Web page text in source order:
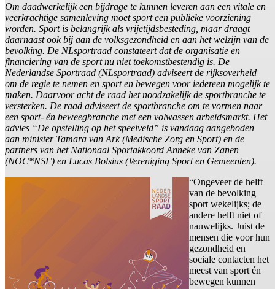
Om daadwerkelijk een bijdrage te kunnen leveren aan een vitale en
veerkrachtige samenleving moet sport een publieke voorziening
worden. Sport is belangrijk als vrijetijdsbesteding, maar draagt
daarnaast ook bij aan de volksgezondheid en aan het welzijn van de
bevolking. De NLsportraad constateert dat de organisatie en
financiering van de sport nu niet toekomstbestendig is. De
Nederlandse Sportraad (NLsportraad) adviseert de rijksoverheid
om de regie te nemen en sport en bewegen voor iedereen mogelijk te
maken. Daarvoor acht de raad het noodzakelijk de sportbranche te
versterken. De raad adviseert de sportbranche om te vormen naar
een sport- én beweegbranche met een volwassen arbeidsmarkt. Het
advies “De opstelling op het speelveld” is vandaag aangeboden
aan minister Tamara van Ark (Medische Zorg en Sport) en de
partners van het Nationaal Sportakkoord Anneke van Zanen
(NOC*NSF) en Lucas Bolsius (Vereniging Sport en Gemeenten).
“Ongeveer de helft
van de bevolking
sport wekelijks; de
andere helft niet of
nauwelijks. Juist de
mensen die voor hun
gezondheid en
sociale contacten het
meest van sport én
bewegen kunnen